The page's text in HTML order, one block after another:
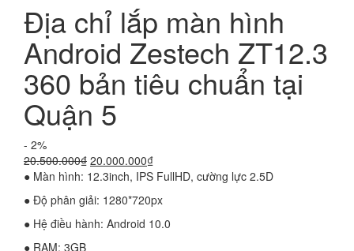
Địa chỉ lắp màn hình
Android Zestech ZT12.3
360 bản tiêu chuẩn tại
Quận 5
- 2%
20.500.000₫ Giá
gốc
là:
20.500.000₫.
20.000.000₫Giá
hiện
là:
20.000.000₫.
● Màn hình: 12.3inch, IPS FullHD, cường lực 2.5D
● Độ phân giải: 1280*720px
● Hệ điều hành: Android 10.0
● RAM: 3GB